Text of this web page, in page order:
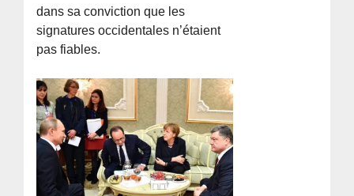
dans sa conviction que les
signatures occidentales n’étaient
pas fiables.